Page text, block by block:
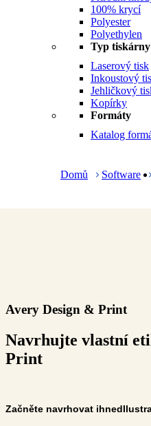
100% krycí
Polyester
Polyethylen
Typ tiskárny
Laserový tisk
Inkoustový
Jehličkový
Kopírky
Formáty
Katalog
Domů Software
Avery Design & Print
Navrhujte vlastní
Print
Začněte navrhovat ihned